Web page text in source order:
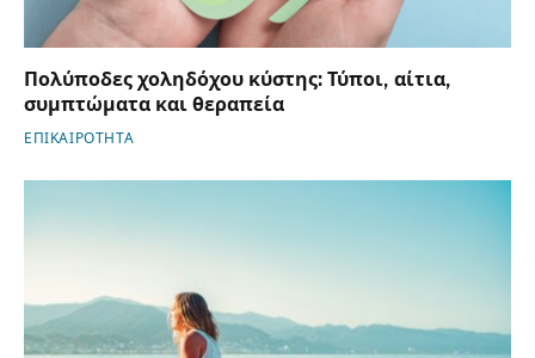
Πολύποδες χοληδόχου κύστης: Τύποι, αίτια,
συμπτώματα και θεραπεία
ΕΠΙΚΑΙΡΟΤΗΤΑ